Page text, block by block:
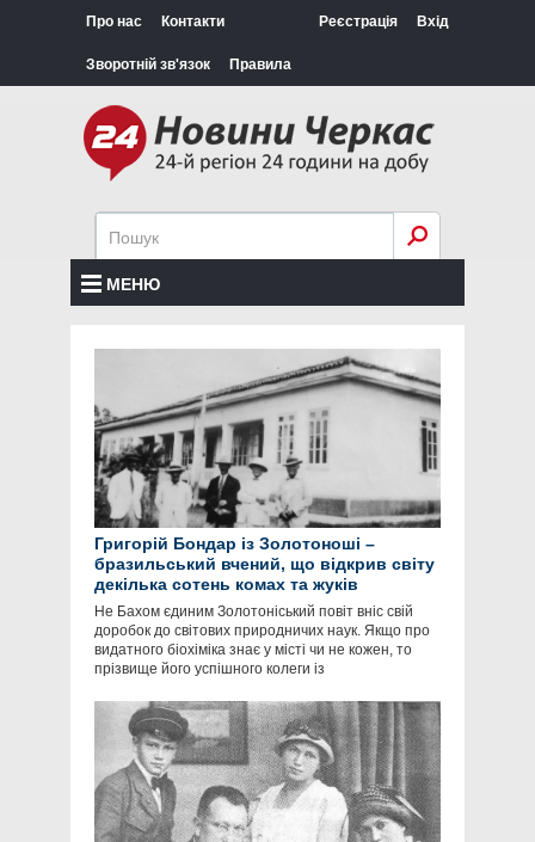
Про нас Контакти
Зворотній зв'язок Правила
Реєстрація Вхід
МЕНЮ
Григорій Бондар із Золотоноші –
бразильський вчений, що відкрив світу
декілька сотень комах та жуків
Не Бахом єдиним Золотоніський повіт вніс свій
доробок до світових природничих наук. Якщо про
видатного біохіміка знає у місті чи не кожен, то
прізвище його успішного колеги із